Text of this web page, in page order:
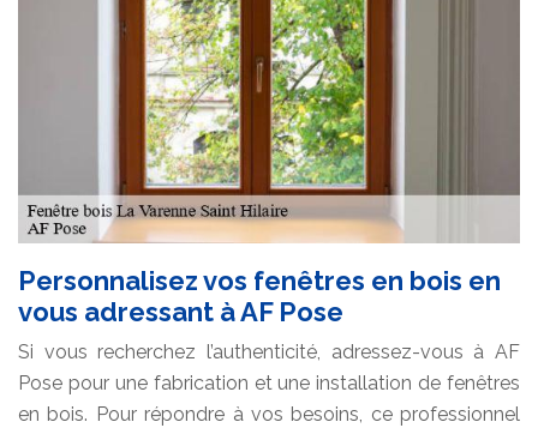
Personnalisez vos fenêtres en bois en
vous adressant à AF Pose
Si vous recherchez l’authenticité, adressez-vous à AF
Pose pour une fabrication et une installation de fenêtres
en bois. Pour répondre à vos besoins, ce professionnel